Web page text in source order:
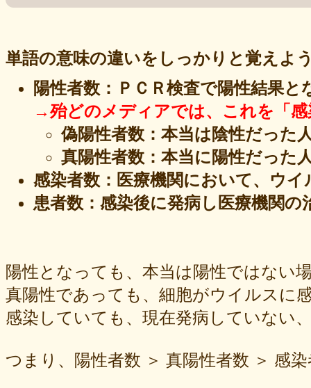
単語の意味の違いをしっかりと覚えよ
陽性者数：ＰＣＲ検査で陽性結果と
→殆どのメディアでは、これを「
偽陽性者数：本当は陰性だった
真陽性者数：本当に陽性だった
感染者数：医療機関において、ウ
患者数：感染後に発病し医療機関
陽性となっても、本当は陽性ではない
真陽性であっても、細胞がウイルスに
感染していても、現在発病していない
つまり、陽性者数 ＞ 真陽性者数 ＞ 感